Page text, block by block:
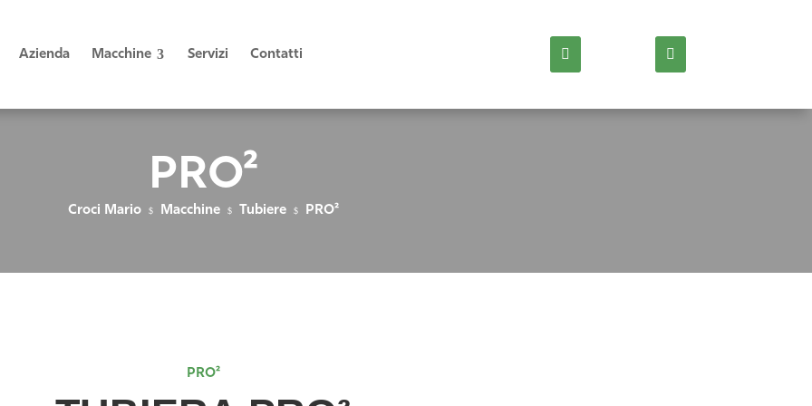
Azienda Macchine Servizi Contatti
PRO²
Croci Mario $ Macchine $ Tubiere $ PRO²
PRO²